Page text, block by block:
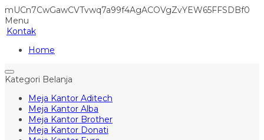
mUCn7CwGawCVTvwq7a99f4AgACOVgZvYEW65FFSDBf0
Menu
Kontak
Home
Kategori Belanja
Meja Kantor Aditech
Meja Kantor Alba
Meja Kantor Brother
Meja Kantor Donati